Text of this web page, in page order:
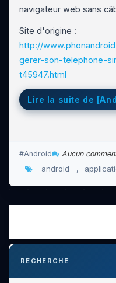
navigateur web sans
Site d'origine :
http://
gerer-son-telephone-
t45947.html
Lire la suite de
Android Aucun
android ,
RECHERCHE